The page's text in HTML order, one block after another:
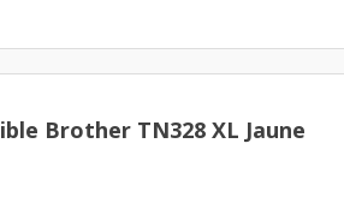
Brother TN328 XL Jaune